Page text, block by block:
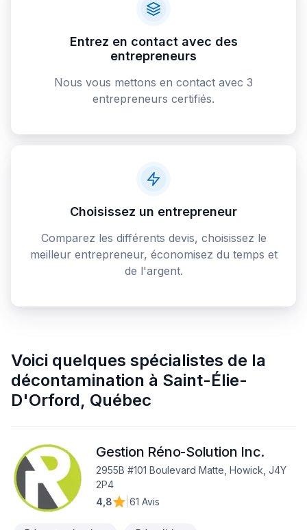
Entrez en contact avec des
entrepreneurs
Nous vous mettons en contact avec 3
entrepreneurs certifiés.
Choisissez un entrepreneur
Comparez les différents devis, choisissez le
meilleur entrepreneur, économisez du temps et
de l'argent.
Voici quelques spécialistes de la
décontamination à Saint-Élie-
D'Orford, Québec
Gestion Réno-Solution Inc.
2955B #101 Boulevard Matte, Howick, J4Y
2P4
4,8
61 Avis